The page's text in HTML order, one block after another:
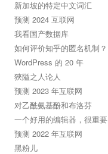
新加坡的特定中文词汇
预测 2024 互联网
我看国产数据库
如何评价知乎的匿名机制？
WordPress 的 20 年
狹隘之人论人
预测 2023 年互联网
对乙酰氨基酚和布洛芬
一个好用的编辑器，很重要
预测 2022 年互联网
黑粉儿